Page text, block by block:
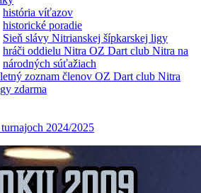
história víťazov
historické poradie
Sieň slávy Nitrianskej šípkarskej ligy
hráči oddielu Nitra OZ Dart club Nitra na
národných súťažiach
zoznam členov OZ Dart club Nitra
zdarma
2024/2025